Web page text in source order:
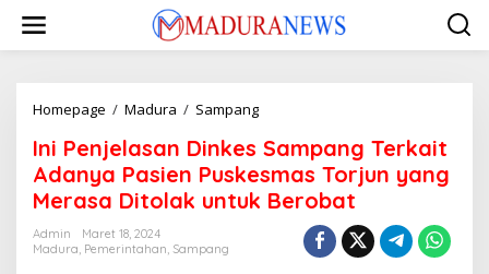
konten
Homepage / Madura / SampangIni
Dinkes
Sampang
Terkait
Adanya
Puskesmas
Ini Penjelasan Dinkes Sampang Terkait
Adanya Pasien Puskesmas Torjun yang
Merasa Ditolak untuk Berobat
Admin
Maret 18, 2024
Madura, Pemerintahan, Sampang